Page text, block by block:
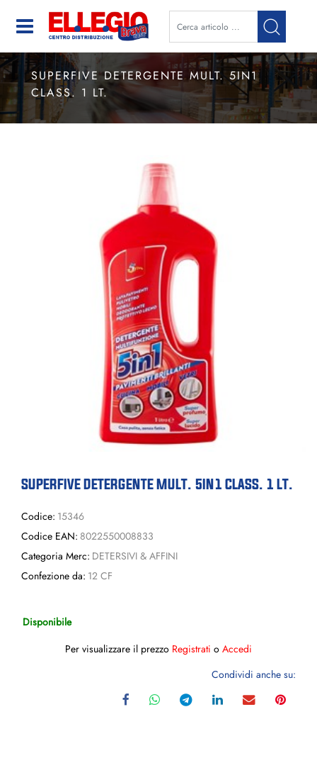
Open
SUPERFIVE DETERGENTE MULT. 5IN1
CLASS. 1 LT.
SUPERFIVE DETERGENTE MULT. 5IN1 CLASS. 1 LT.
Codice: 15346
Codice EAN: 8022550008833
Categoria Merc: DETERSIVI & AFFINI
Confezione da: 12 CF
Disponibile
Per visualizzare il prezzo Registrati o Accedi
Condividi anche su: